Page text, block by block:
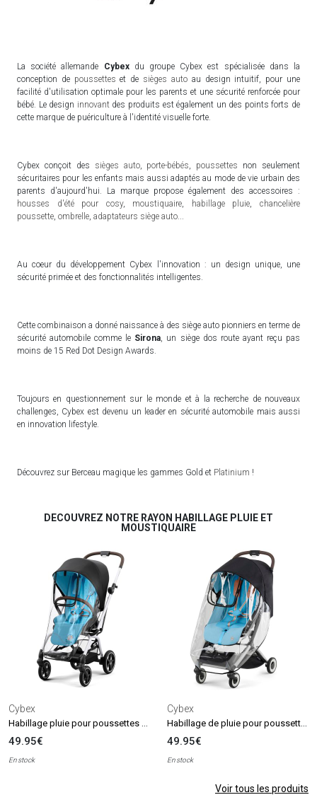
La société allemande Cybexdu groupe Cybex est spécialisée dans la
conception de poussettes et de sièges autoau design intuitif, pour une
facilité d'utilisation optimale pour les parents et une sécurité renforcée pour
bébé. Le design innovantdes produits est également un des points forts de
cette marque de puériculture à l'identité visuelle forte.
Cybex conçoit des sièges auto, porte-bébés poussettes non seulement
sécuritaires pour les enfants mais aussi adaptés au mode de vie urbain des
parents d'aujourd'hui. La marque propose également des accessoires :
housses d'été pour cosy, moustiquaire habillage pluie ,chancelière
poussette ombrelle adaptateurs siège auto
Au coeur du développement Cybex l'innovation : un design unique, une
sécurité primée et des fonctionnalités intelligentes.
Cette combinaison a donné naissance à des siège auto pionniers en terme de
sécurité automobile comme le Sirona , un siège dos route ayant reçu pas
moins de 15 Red Dot Design Awards.
Toujours en questionnement sur le monde et à la recherche de nouveaux
challenges, Cybex est devenu un leader en sécurité automobile mais aussi
en innovation lifestyle.
Découvrez sur Berceau magique les gammes Gold et Platinium !
DECOUVREZ NOTRE RAYON HABILLAGE PLUIE ET
MOUSTIQUAIRE
Cybex
49.95€
En stock
Cybex
49.95€
En stock
Voir tous les produits